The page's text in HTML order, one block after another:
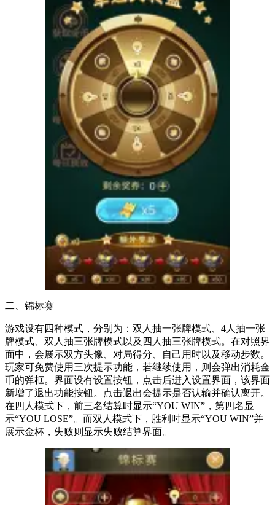
二、锦标赛
游戏设有四种模式，分别为：双人抽一张牌模式、4人抽一张
牌模式、双人抽三张牌模式以及四人抽三张牌模式。在对照界
面中，会展示双方头像、对局得分、自己用时以及移动步数。
玩家可免费使用三次提示功能，若继续使用，则会弹出消耗金
币的弹框。界面设有设置按钮，点击后进入设置界面，该界面
新增了退出功能按钮。点击退出会提示是否认输并确认离开。
在四人模式下，前三名结算时显示“YOU WIN”，第四名显
示“YOU LOSE”。而双人模式下，胜利时显示“YOU WIN”并
展示金杯，失败则显示失败结算界面。